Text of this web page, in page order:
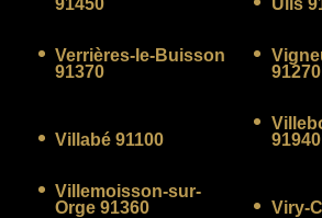
Verrières-le-Buisson
91370
91270
Villabé 91100
91940
Villemoisson-sur-
Orge 91360
Viry-